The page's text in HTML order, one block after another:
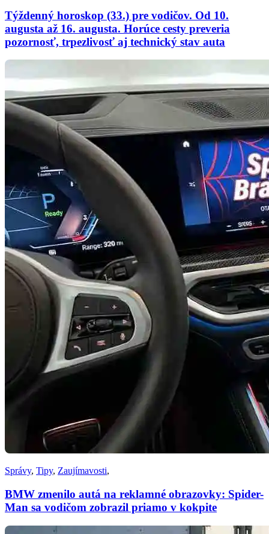
Týždenný horoskop (33.) pre vodičov. Od 10.
augusta až 16. augusta. Horúce cesty preveria
pozornosť, trpezlivosť aj technický stav auta
Správy, Tipy, Zaujímavosti,
BMW zmenilo autá na reklamné obrazovky: Spider-
Man sa vodičom zobrazil priamo v kokpite